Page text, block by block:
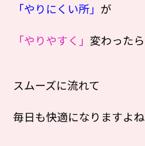
「やりにくい所」 が
「やりやすく」 変わったら
スムーズに流れて
毎日も快適になりますよね